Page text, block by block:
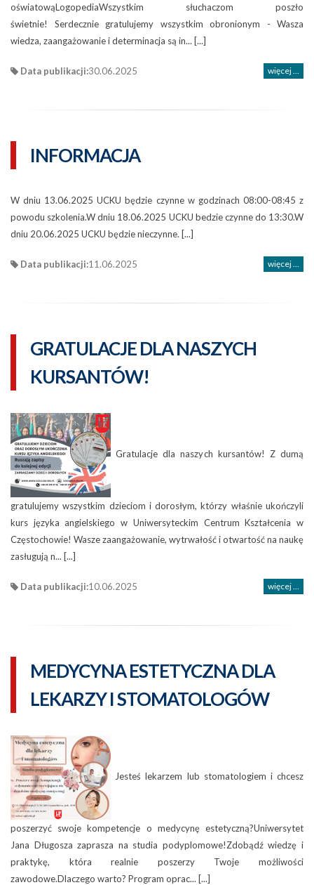
oświatowąLogopediaWszystkim słuchaczom poszło
świetnie! Serdecznie gratulujemy wszystkim obronionym - Wasza
wiedza, zaangażowanie i determinacja są in... [...]
Data publikacji:30.06.2025 więcej ...
INFORMACJA
W dniu 13.06.2025 UCKU będzie czynne w godzinach 08:00-08:45 z
powodu szkolenia.W dniu 18.06.2025 UCKU bedzie czynne do 13:30.W
dniu 20.06.2025 UCKU będzie nieczynne. [...]
Data publikacji:11.06.2025 więcej ...
GRATULACJE DLA NASZYCH
KURSANTÓW!
Gratulacje dla naszych kursantów! Z dumą
gratulujemy wszystkim dzieciom i dorosłym, którzy właśnie ukończyli
kurs języka angielskiego w Uniwersyteckim Centrum Kształcenia w
Częstochowie! Wasze zaangażowanie, wytrwałość i otwartość na naukę
zasługują n... [...]
Data publikacji:10.06.2025 więcej ...
MEDYCYNA ESTETYCZNA DLA
LEKARZY I STOMATOLOGÓW
Jesteś lekarzem lub stomatologiem i chcesz
poszerzyć swoje kompetencje o medycynę estetyczną?Uniwersytet
Jana Długosza zaprasza na studia podyplomowe!Zdobądź wiedzę i
praktykę, która realnie poszerzy Twoje możliwości
zawodowe.Dlaczego warto? Program oprac... [...]